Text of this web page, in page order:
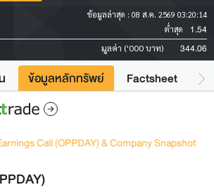
ข้อมูลล่าสุด : 08 ส.ค. 2569 03:20:14
ต่ำสุด 1.54
มูลค่า ('000 บาท) 344.06
ข้อมูลหลักทรัพย์ Factsheet
Call (OPPDAY) & Company Snapshot